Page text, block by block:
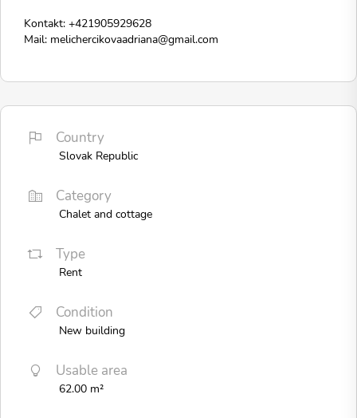
Kontakt: +421905929628
Mail: melichercikovaadriana@gmail.com
Country
Slovak Republic
Category
Chalet and cottage
Type
Rent
Condition
New building
Usable area
62.00 m²